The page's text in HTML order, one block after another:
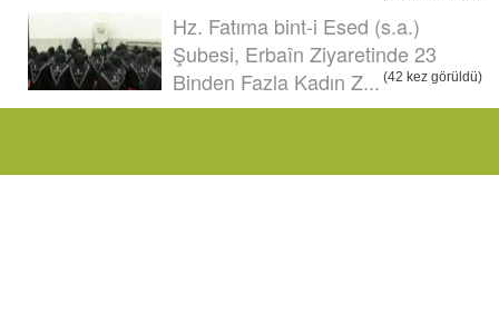
Hz. Fatıma bint-i Esed (s.a.)
Şubesi, Erbaîn Ziyaretinde 23
Binden Fazla Kadın Z... (42 kez görüldü)